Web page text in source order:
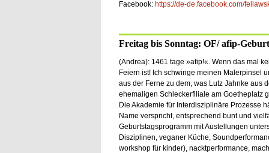
Facebook: https://de-de.facebook.com/
Freitag bis Sonntag: OF/ afip-
(Andrea): 1461 tage »afip!«. Wenn das mal
Feiern ist! Ich schwinge meinen Malerpinsel
aus der Ferne zu dem, was Lutz Jahnke aus
ehemaligen Schleckerfiliale am Goetheplatz
Die Akademie für Interdisziplinäre Prozesse
Name verspricht, entsprechend bunt und
Geburtstagsprogramm mit Austellungen
Disziplinen, veganer Küche,
workshop für kinder), nacktperformance,